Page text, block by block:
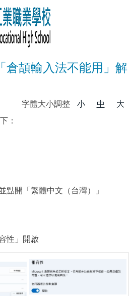
倉頡輸入法不能用」解
字體大小調整 小 中
大
：
點開「繁體中文（台灣）」
性」開啟